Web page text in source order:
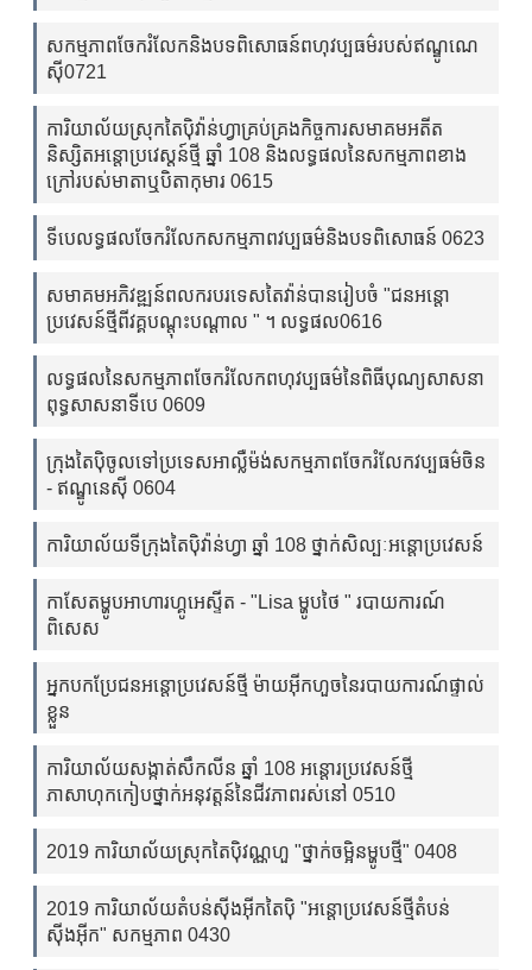
សកម្មភាពចែករំលែកនិងបទពិសោធន៍ពហុវប្បធម៌របស់ឥណ្ឌូណេ
ស៊ី0721
ការិយាល័យស្រុកតៃប៉ិវ៉ាន់ហ្វាគ្រប់គ្រងកិច្ចការសមាគមអតីត
និស្សិតអន្តោប្រវេស្តន៍ថ្មី ឆ្នាំ 108 និងលទ្ធផលនៃសកម្មភាពខាង
ក្រៅរបស់មាតាឬបិតាកុមារ 0615
ទីបេលទ្ធផលចែករំលែកសកម្មភាពវប្បធម៌និងបទពិសោធន៍ 0623
សមាគមអភិវឌ្ឍន៍ពលករបរទេសតៃវ៉ាន់បានរៀបចំ "ជនអន្តោ
ប្រវេសន៍ថ្មីពីវគ្គបណ្តុះបណ្តាល " ។ លទ្ធផល0616
លទ្ធផលនៃសកម្មភាពចែករំលែកពហុវប្បធម៌នៃពិធីបុណ្យសាសនា
ពុទ្ធសាសនាទីបេ 0609
ក្រុងតៃប៉ិចូលទៅប្រទេសអាល្លឺម៉ង់សកម្មភាពចែករំលែកវប្បធម៌ចិន
- ឥណ្ឌូនេស៊ី 0604
ការិយាល័យទីក្រុងតៃប៉ិវ៉ាន់ហ្វា ឆ្នាំ 108 ថ្នាក់សិល្បៈអន្តោប្រវេសន៍
កាសែតម្ហូបអាហារហ្គូអេស្ទីត - "Lisa ម្ហូបថៃ " របាយការណ៍
ពិសេស
អ្នកបកប្រែជនអន្តោប្រវេសន៍ថ្មី ម៉ាយអ៊ីកហួចនៃរបាយការណ៍ផ្ទាល់
ខ្លួន
ការិយាល័យសង្កាត់សឹកលីន ឆ្នាំ 108 អន្តោរប្រវេសន៍ថ្មី
ភាសាហុកកៀបថ្នាក់អនុវត្តន៍នៃជីវភាពរស់នៅ 0510
2019 ការិយាល័យស្រុកតៃប៉ិវណ្ណហួ "ថ្នាក់ចម្អិនម្ហូបថ្មី" 0408
2019 ការិយាល័យតំបន់ស៊ីងអ៊ីកតៃប៉ិ "អន្តោប្រវេសន៍ថ្មីតំបន់
ស៊ីងអ៊ីក" សកម្មភាព 0430